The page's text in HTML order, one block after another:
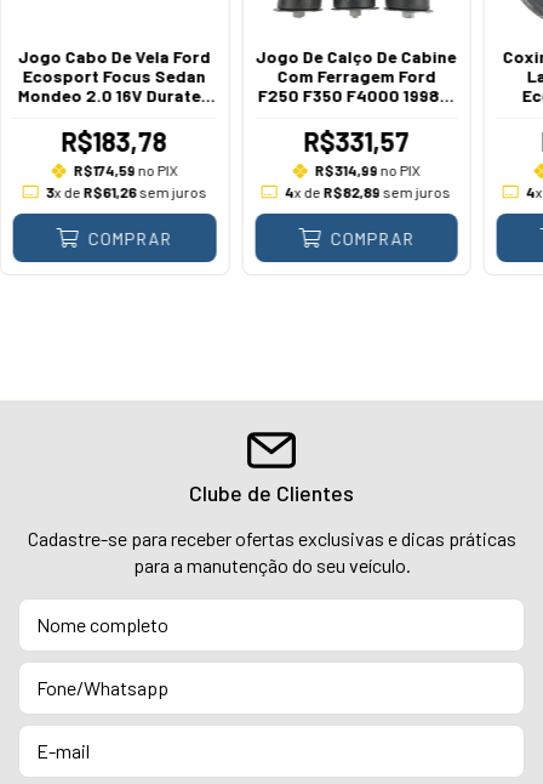
Jogo Cabo De Vela Ford
Ecosport Focus Sedan
Mondeo 2.0 16V Duratec
R$183,78
R$174,59 no PIX
3x de R$61,26sem juros
COMPRAR
Jogo De Calço De Cabine
Com Ferragem Ford
F250 F350 F4000 1998 A
R$331,57
R$314,99 no PIX
4x de R$82,89 sem juros
COMPRAR
4
Clube de Clientes
Cadastre-se para receber ofertas exclusivas e dicas práticas
para a manutenção do seu veículo.